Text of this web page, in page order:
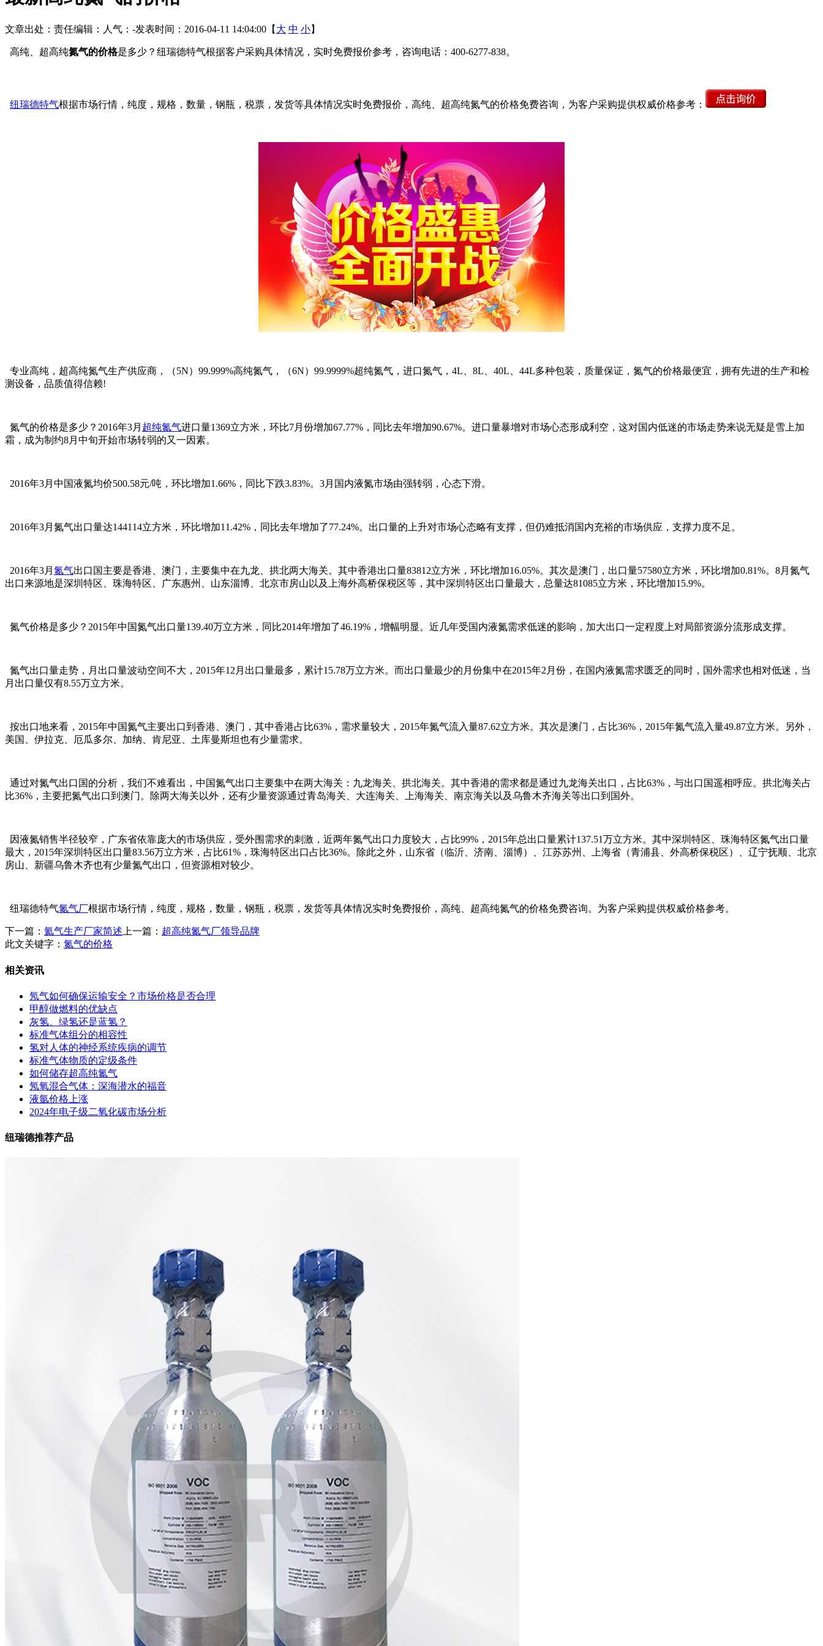
文章出处： 责任编辑： 人气： -发表时间：2016-04-11 14:04:00【 大 中 小】
高纯、超高纯氮气的价格是多少？纽瑞德特气根据客户采购具体情况，实时免费报价参考，咨询电话：400-6277-838。
纽瑞德特气根据市场行情，纯度，规格，数量，钢瓶，税票，发货等具体情况实时免费报价，高纯、超高纯氮气的价格免费咨询，为客户采购提供权威价格参考：
专业高纯，超高纯氮气生产供应商，（5N）99.999%高纯氮气，（6N）99.9999%超纯氮气，进口氮气，4L、8L、40L、44L多种包装，质量保证，氮气的价格最便宜，拥有先进的生产和检
测设备，品质值得信赖!
氮气的价格是多少？2016年3月 超纯氮气进口量1369立方米，环比7月份增加67.77%，同比去年增加90.67%。进口量暴增对市场心态形成利空，这对国内低迷的市场走势来说无疑是雪上加
霜，成为制约8月中旬开始市场转弱的又一因素。
2016年3月中国液氮均价500.58元/吨，环比增加1.66%，同比下跌3.83%。3月国内液氮市场由强转弱，心态下滑。
2016年3月氮气出口量达144114立方米，环比增加11.42%，同比去年增加了77.24%。出口量的上升对市场心态略有支撑，但仍难抵消国内充裕的市场供应，支撑力度不足。
2016年3月 氮气出口国主要是香港、澳门，主要集中在九龙、拱北两大海关。其中香港出口量83812立方米，环比增加16.05%。其次是澳门，出口量57580立方米，环比增加0.81%。8月氮气
出口来源地是深圳特区、珠海特区、广东惠州、山东淄博、北京市房山以及上海外高桥保税区等，其中深圳特区出口量最大，总量达81085立方米，环比增加15.9%。
氮气价格是多少？2015年中国氮气出口量139.40万立方米，同比2014年增加了46.19%，增幅明显。近几年受国内液氮需求低迷的影响，加大出口一定程度上对局部资源分流形成支撑。
氮气出口量走势，月出口量波动空间不大，2015年12月出口量最多，累计15.78万立方米。而出口量最少的月份集中在2015年2月份，在国内液氮需求匮乏的同时，国外需求也相对低迷，当
月出口量仅有8.55万立方米。
按出口地来看，2015年中国氮气主要出口到香港、澳门，其中香港占比63%，需求量较大，2015年氮气流入量87.62立方米。其次是澳门，占比36%，2015年氮气流入量49.87立方米。另外，
美国、伊拉克、厄瓜多尔、加纳、肯尼亚、土库曼斯坦也有少量需求。
通过对氮气出口国的分析，我们不难看出，中国氮气出口主要集中在两大海关：九龙海关、拱北海关。其中香港的需求都是通过九龙海关出口，占比63%，与出口国遥相呼应。拱北海关占
比36%，主要把氮气出口到澳门。除两大海关以外，还有少量资源通过青岛海关、大连海关、上海海关、南京海关以及乌鲁木齐海关等出口到国外。
因液氮销售半径较窄，广东省依靠庞大的市场供应，受外围需求的刺激，近两年氮气出口力度较大，占比99%，2015年总出口量累计137.51万立方米。其中深圳特区、珠海特区氮气出口量
最大，2015年深圳特区出口量83.56万立方米，占比61%，珠海特区出口占比36%。除此之外，山东省（临沂、济南、淄博）、江苏苏州、上海省（青浦县、外高桥保税区）、辽宁抚顺、北京
房山、新疆乌鲁木齐也有少量氮气出口，但资源相对较少。
纽瑞德特气氮气厂根据市场行情，纯度，规格，数量，钢瓶，税票，发货等具体情况实时免费报价，高纯、超高纯氮气的价格免费咨询。为客户采购提供权威价格参考。
下一篇： 氦气生产厂家简述 上一篇： 超高纯氮气厂领导品牌
此文关键字： 氮气的价格
相关资讯
氖气如何确保运输安全？市场价格是否合理
甲醇做燃料的优缺点
灰氢、绿氢还是蓝氢？
标准气体组分的相容性
氢对人体的神经系统疾病的调节
标准气体物质的定级条件
如何储存超高纯氮气
氖氧混合气体：深海潜水的福音
液氩价格上涨
2024年电子级二氧化碳市场分析
纽瑞德推荐产品